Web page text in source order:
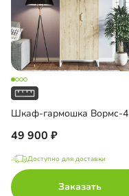
Шкаф-гармошка Вормс-4
49 900
Доступно для доставки
Заказать